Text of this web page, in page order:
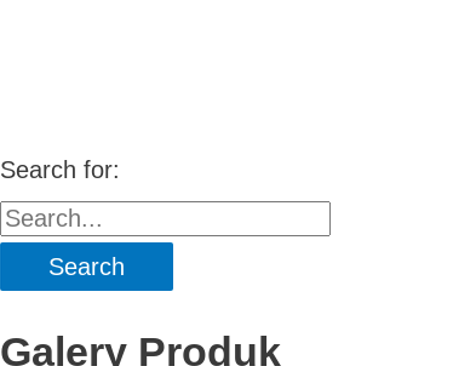
Search for:
Galery Produk